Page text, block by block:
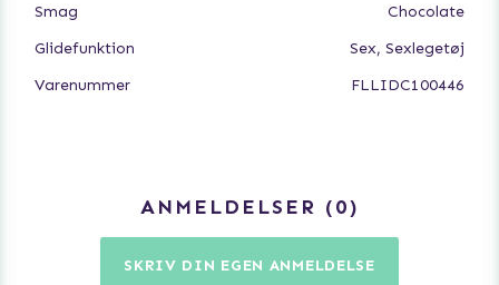
Smag
Chocolate
Glidefunktion
Sex, Sexlegetøj
Varenummer
FLLIDC100446
ANMELDELSER 0
SKRIV DIN EGEN ANMELDELSE